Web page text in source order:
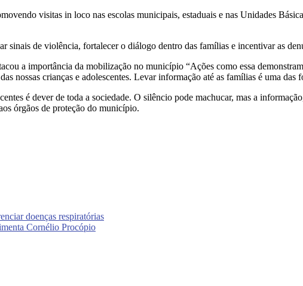
visitas in loco nas escolas municipais, estaduais e nas Unidades
de violência, fortalecer o diálogo dentro das famílias e incentivar as
a importância da mobilização no município “Ações como essa
nossas crianças e adolescentes. Levar informação até as famílias é uma das
é dever de toda a sociedade. O silêncio pode machucar, mas a
órgãos de proteção do município.
doenças respiratórias
Cornélio Procópio